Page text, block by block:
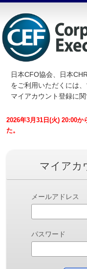
日本CFO協会、日本
をご利用いただくには
マイアカウント登録に
2026年3月31日(火) 20:00
た。
マイアカ
メールアドレス
パスワード